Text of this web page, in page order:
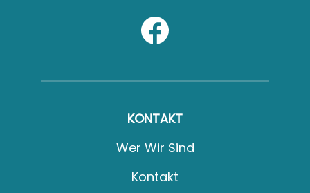
KONTAKT
Wer Wir Sind
Kontakt